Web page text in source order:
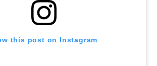
this post on Instagram